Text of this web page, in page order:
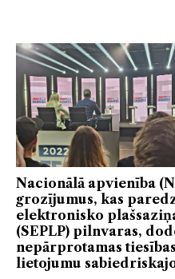
Nacionālā apvienība
grozījumus, kas
elektronisko
(SEPLP) pilnvaras,
nepārprotamas
lietojumu